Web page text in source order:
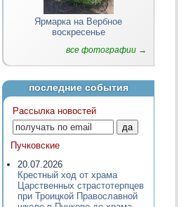
Ярмарка на Вербное
воскресенье
все фотографии →
последние события
Рассылка новостей
Пучковские
20.07.2026
Крестный ход от храма
Царственных страстотерпцев
при Троицкой Православной